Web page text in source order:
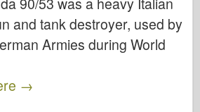
and tank destroyer, used by
Armies during World
→